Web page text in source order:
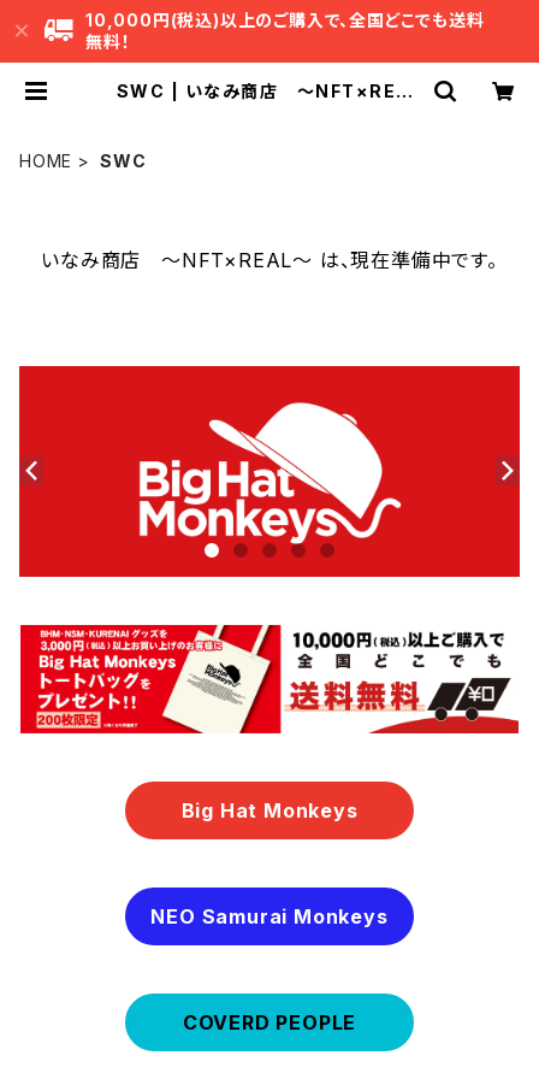
10,000円(税込)以上のご購入で、全国どこでも送料
無料！
SWC | いなみ商店 ～NFT×REAL
HOME SWC
いなみ商店 ～NFT×REAL～ は、現在準備中です。
Big Hat Monkeys
NEO Samurai Monkeys
COVERD PEOPLE